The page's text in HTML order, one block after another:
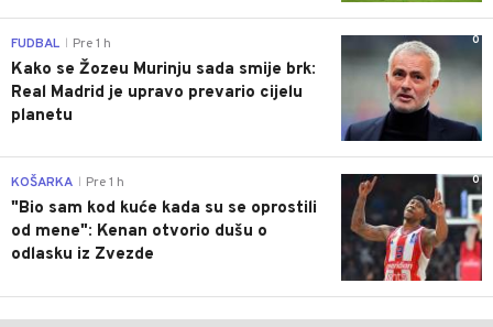
0
FUDBAL Pre 1 h
Kako se Žozeu Murinju sada smije brk:
Real Madrid je upravo prevario cijelu
planetu
0
KOŠARKA Pre 1 h
"Bio sam kod kuće kada su se oprostili
od mene": Kenan otvorio dušu o
odlasku iz Zvezde